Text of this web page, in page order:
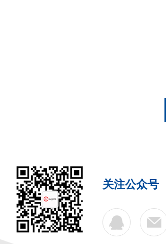
关注公众号